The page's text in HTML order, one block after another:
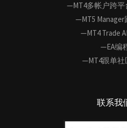
—MT4多帐户跨
—MT5
—MT4 Trade
—EA编
—MT4跟单社
联系我